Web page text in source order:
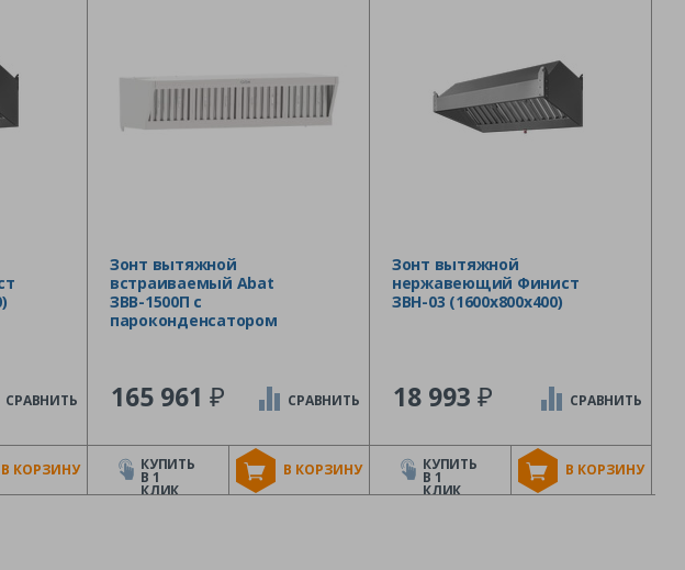
В КОРЗИНУ
СРАВНИТЬ
Зонт вытяжной
встраиваемый Abat
ЗВВ-1500П с
пароконденсатором
165 961 ₽
В КОРЗИНУ
СРАВНИТЬ
КУПИТЬ
В 1
КЛИК
Зонт вытяжной
нержавеющий Финист
ЗВН-03 (1600х800х400)
18 993 ₽
В КОРЗИНУ
СРАВНИТЬ
КУПИТЬ
В 1
КЛИК